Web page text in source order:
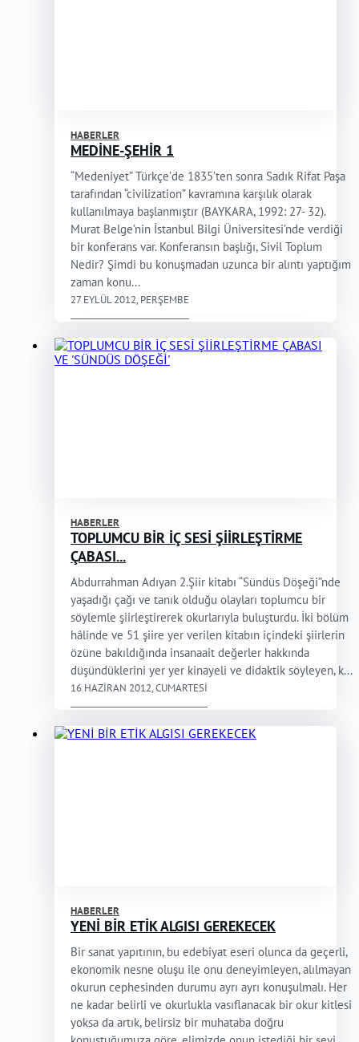
HABERLER
MEDİNE-ŞEHİR 1
“Medeniyet” Türkçe’de 1835’ten sonra Sadık Rifat Paşa
tarafından “civilization” kavramına karşılık olarak
kullanılmaya başlanmıştır (BAYKARA, 1992: 27- 32).
Murat Belge’nin İstanbul Bilgi Üniversitesi’nde verdiği
bir konferans var. Konferansın başlığı, Sivil Toplum
Nedir? Şimdi bu konuşmadan uzunca bir alıntı yaptığım
zaman konu...
27 EYLÜL 2012, PERŞEMBE
HABERLER
TOPLUMCU BİR İÇ SESİ ŞİİRLEŞTİRME
ÇABASI...
Abdurrahman Adıyan 2.Şiir kitabı “Sündüs Döşeği”nde
yaşadığı çağı ve tanık olduğu olayları toplumcu bir
söylemle şiirleştirerek okurlarıyla buluşturdu. İki bölüm
hâlinde ve 51 şiire yer verilen kitabın içindeki şiirlerin
özüne bakıldığında insanaait değerler hakkında
düşündüklerini yer yer kinayeli ve didaktik söyleyen, k...
16 HAZIRAN 2012, CUMARTESI
HABERLER
YENİ BİR ETİK ALGISI GEREKECEK
Bir sanat yapıtının, bu edebiyat eseri olunca da geçerli,
ekonomik nesne oluşu ile onu deneyimleyen, alılmayan
okurun cephesinden durumu ayrı ayrı konuşulmalı. Her
ne kadar belirli ve okurlukla vasıflanacak bir okur kitlesi
yoksa da artık, belirsiz bir muhataba doğru